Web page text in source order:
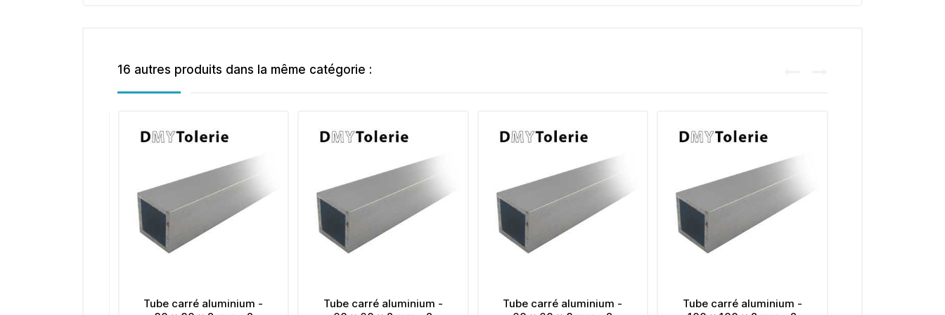
16 autres produits dans la même catégorie :
Tube carré aluminium -
Tube carré aluminium -
Tube carré aluminium -
Tube carré aluminium -